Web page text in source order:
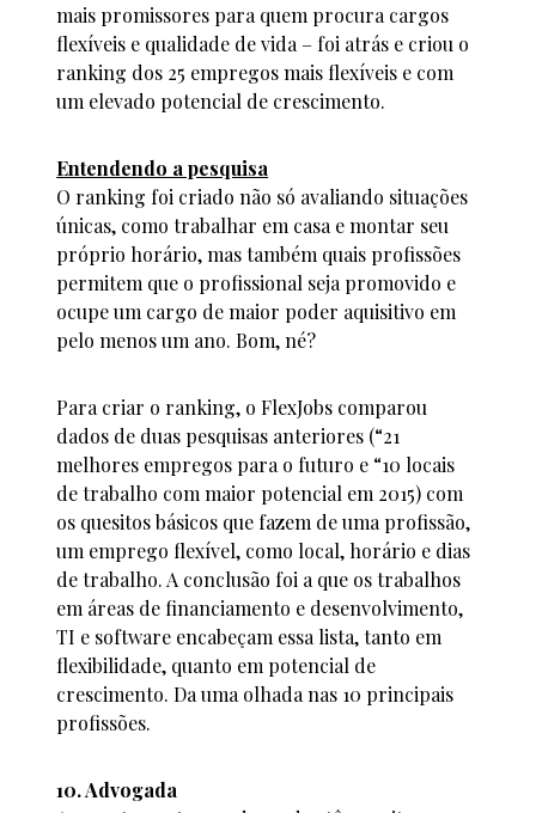
mais promissores para quem procura cargos
flexíveis e qualidade de vida – foi atrás e criou o
ranking dos 25 empregos mais flexíveis e com
um elevado potencial de crescimento.
Entendendo a pesquisa
O ranking foi criado não só avaliando situações
únicas, como trabalhar em casa e montar seu
próprio horário, mas também quais profissões
permitem que o profissional seja promovido e
ocupe um cargo de maior poder aquisitivo em
pelo menos um ano. Bom, né?
Para criar o ranking, o FlexJobs comparou
dados de duas pesquisas anteriores (“21
melhores empregos para o futuro e “10 locais
de trabalho com maior potencial em 2015) com
os quesitos básicos que fazem de uma profissão,
um emprego flexível, como local, horário e dias
de trabalho. A conclusão foi a que os trabalhos
em áreas de financiamento e desenvolvimento,
TI e software encabeçam essa lista, tanto em
flexibilidade, quanto em potencial de
crescimento. Da uma olhada nas 10 principais
profissões.
10. Advogada